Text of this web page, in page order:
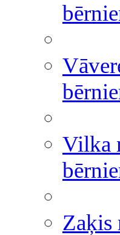
Vilka
Zaķis